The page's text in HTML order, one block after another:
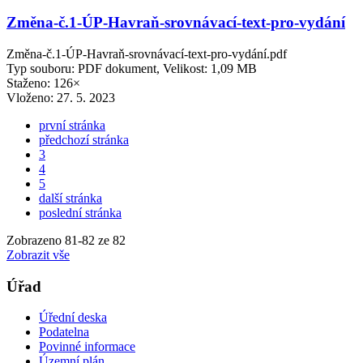
Změna-č.1-ÚP-Havraň-srovnávací-text-pro-vydání
Změna-č.1-ÚP-Havraň-srovnávací-text-pro-vydání.pdf
Typ souboru: PDF dokument, Velikost: 1,09 MB
Staženo: 126×
Vloženo: 27. 5. 2023
první stránka
předchozí stránka
3
4
5
další stránka
poslední stránka
Zobrazeno 81-82 ze 82
Zobrazit vše
Úřad
Úřední deska
Podatelna
Povinné informace